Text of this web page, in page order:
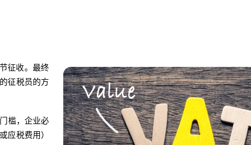
征收。最终
征税员的方
槛，企业必
应税费用）